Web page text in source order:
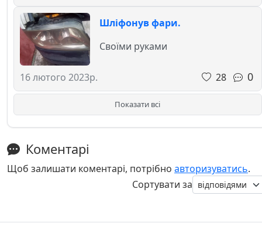
Шліфонув фари.
16 лютого 2023р.
Своїми руками
28 0
Показати всі
Коментарі
Щоб залишати коментарі, потрібно авторизуватись.
Сортувати за